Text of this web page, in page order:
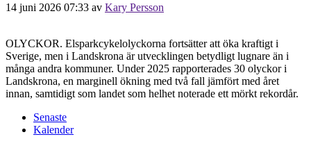
14 juni 2026 07:33 av Kary Persson
OLYCKOR. Elsparkcykelolyckorna fortsätter att öka kraftigt i
Sverige, men i Landskrona är utvecklingen betydligt lugnare än i
många andra kommuner. Under 2025 rapporterades 30 olyckor i
Landskrona, en marginell ökning med två fall jämfört med året
innan, samtidigt som landet som helhet noterade ett mörkt rekordår.
Senaste
Kalender